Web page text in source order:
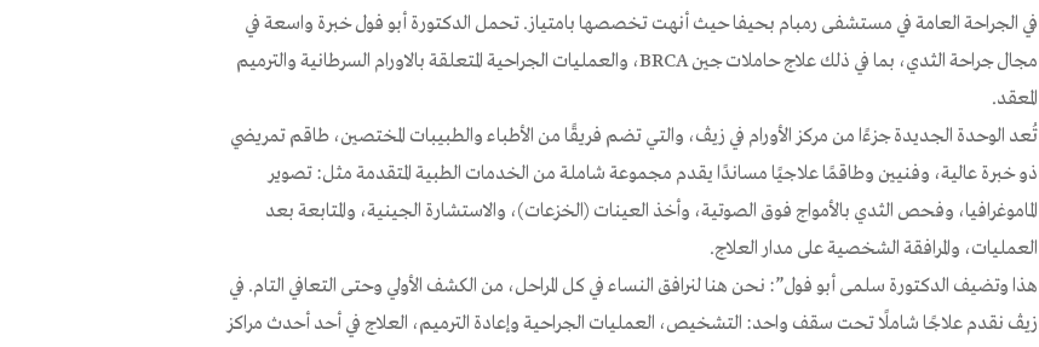
في الجراحة العامة في مستشفى رمبام بحيفا حيث أنهت تخصصها بامتياز. تحمل الدكتورة أبو فول خبرة واسعة في
مجال جراحة الثدي، بما في ذلك علاج حاملات جين BRCA، والعمليات الجراحية المتعلقة بالاورام السرطانية والترميم
المعقد.
تُعد الوحدة الجديدة جزءًا من مركز الأورام في زيڤ، والتي تضم فريقًا من الأطباء والطبيبات المختصين، طاقم تمريضي
ذو خبرة عالية، وفنيين وطاقمًا علاجيًا مساندًا يقدم مجموعة شاملة من الخدمات الطبية المتقدمة مثل: تصوير
الماموغرافيا، وفحص الثدي بالأمواج فوق الصوتية، وأخذ العينات (الخزعات)، والاستشارة الجينية، والمتابعة بعد
العمليات، والمرافقة الشخصية على مدار العلاج.
هذا وتضيف الدكتورة سلمى أبو فول”: نحن هنا لنرافق النساء في كل المراحل، من الكشف الأولي وحتى التعافي التام. في
زيڤ نقدم علاجًا شاملًا تحت سقف واحد: التشخيص، العمليات الجراحية وإعادة الترميم، العلاج في أحد أحدث مراكز